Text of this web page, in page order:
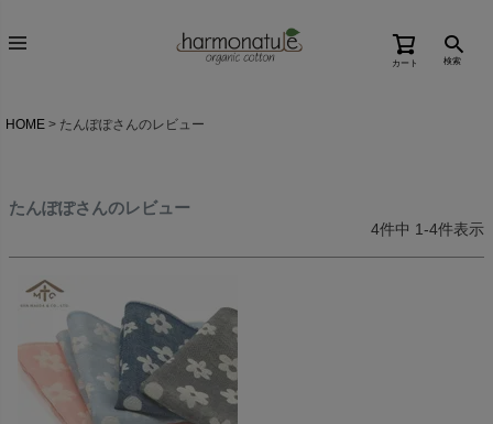
カート 検索
HOME たんぽぽさんのレビュー
たんぽぽさんのレビュー
4件中 1-4件表示